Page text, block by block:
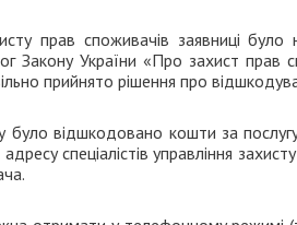
прав споживачів заявниці
Закону України «Про захист прав
прийнято рішення про
відшкодовано кошти за
спеціалістів управління